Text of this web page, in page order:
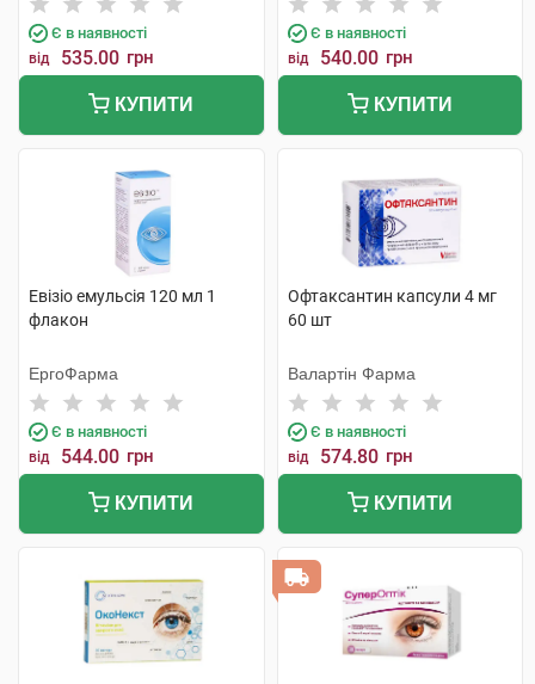
Є в наявності
від 535.00 грн
КУПИТИ
Є в наявності
від 540.00 грн
КУПИТИ
Евізіо емульсія 120 мл 1
флакон
ЕргоФарма
Є в наявності
від 544.00 грн
КУПИТИ
Офтаксантин капсули 4 мг
60 шт
Валартін Фарма
Є в наявності
від 574.80 грн
КУПИТИ